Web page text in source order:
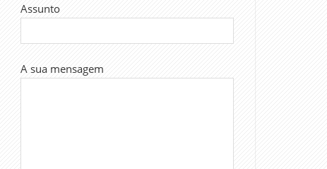
Assunto
A sua mensagem